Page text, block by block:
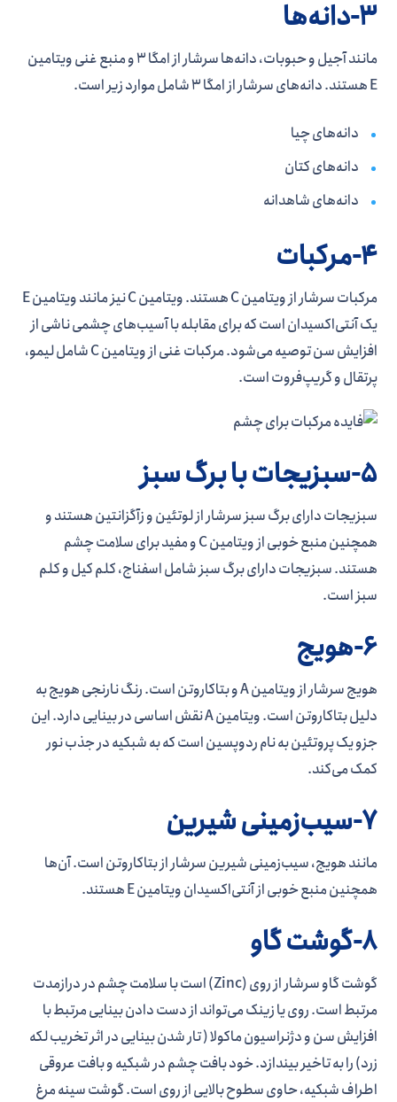
3-دانه‌ها
مانند آجیل و حبوبات، دانه‌ها سرشار از امگا 3 و منبع غنی ویتامین
E هستند. دانه‌های سرشار از امگا 3 شامل موارد زیر است.
دانه‌های چیا
دانه‌های کتان
دانه‌های شاهدانه
4-مرکبات
مرکبات سرشار از ویتامین C هستند. ویتامین C نیز مانند ویتامین E
یک آنتی‌اکسیدان است که برای مقابله با آسیب‌های چشمی ناشی از
افزایش سن توصیه می‌شود. مرکبات غنی از ویتامین C شامل لیمو،
پرتقال و گریپ‌فروت است.
5-سبزیجات با برگ سبز
سبزیجات دارای برگ سبز سرشار از لوتئین و زآگزانتین هستند و
همچنین منبع خوبی از ویتامین C و مفید برای سلامت چشم
هستند. سبزیجات دارای برگ سبز شامل اسفناج، کلم کیل و کلم
سبز است.
6-هویج
هویج سرشار از ویتامین A و بتاکاروتن است. رنگ نارنجی هویج به
دلیل بتاکاروتن است. ویتامین A نقش اساسی در بینایی دارد. این
جزو یک پروتئین به نام ردوپسین است که به شبکیه در جذب نور
کمک می‌کند.
7-سیب‌زمینی شیرین
مانند هویج، سیب‌زمینی شیرین سرشار از بتاکاروتن است. آن‌ها
همچنین منبع خوبی از آنتی‌اکسیدان ویتامین E هستند.
8-گوشت گاو
گوشت گاو سرشار از روی (Zinc) است با سلامت چشم در درازمدت
مرتبط است. روی یا زینک می‌تواند از دست دادن بینایی مرتبط با
افزایش سن و دژنراسیون ماکولا ( تار شدن بینایی در اثر تخریب لکه
زرد) را به تاخیر بیندازد. خود بافت چشم در شبکیه و بافت عروقی
اطراف شبکیه، حاوی سطوح بالایی از روی است. گوشت سینه مرغ